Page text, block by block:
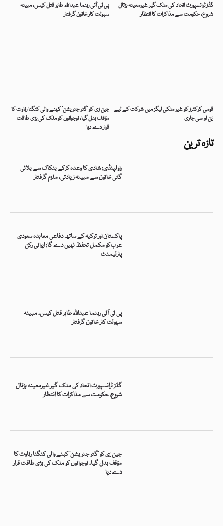
تازہ ترین
راولپنڈی: شادی کا وعدہ کرکے بنکاک سے بلائی
گئی خاتون سے مبینہ زیادتی، ملزم گرفتار
پاکستان اور ترکیہ کے ساتھ دفاعی معاہدہ سعودی
عرب کو مکمل تحفظ نہیں دے گا: ایرانی رکن
پارلیمنٹ
پی ٹی آئی رہنما عبداللہ طاہر قتل کیس، مبینہ
سہولت کار خاتون گرفتار
گڈز ٹرانسپورٹ اتحاد کی ملک گیر غیرمعینہ ہڑتال
شروع، حکومت سے مذاکرات کا انتظار
جین زی کو ’گٹر جنریشن‘ کہنے والی کنگنا رناوت کا
مؤقف بدل گیا، نوجوانوں کو ملک کی بڑی طاقت قرار
دے دیا
پی ٹی آئی رہنما عبداللہ طاہر قتل کیس، مبینہ
سہولت کار خاتون گرفتار
گڈز ٹرانسپورٹ اتحاد کی ملک گیر غیرمعینہ ہڑتال
شروع، حکومت سے مذاکرات کا انتظار
جین زی کو ’گٹر جنریشن‘ کہنے والی کنگنا رناوت کا
مؤقف بدل گیا، نوجوانوں کو ملک کی بڑی طاقت
قرار دے دیا
قومی کرکٹرز کو غیر ملکی لیگز میں شرکت کے لیے
این او سی جاری